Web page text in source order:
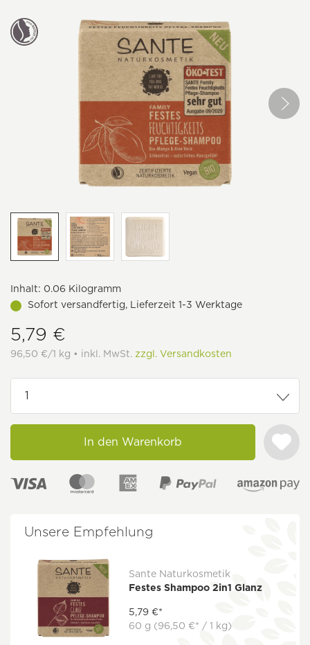
Inhalt: 0.06 Kilogramm
Sofort versandfertig, Lieferzeit 1-3 Werktage
5,79 €
96,50 €/1 kg • inkl. MwSt. zzgl. Versandkosten
In den Warenkorb
Unsere Empfehlung
Sante Naturkosmetik
Festes Shampoo 2in1 Glanz
5,79 €*
60 g (96,50 €* / 1 kg)